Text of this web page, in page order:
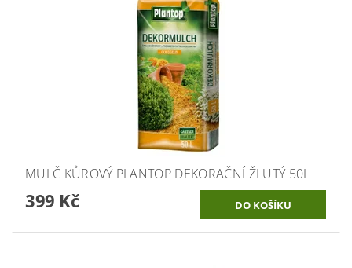
MULČ KŮROVÝ PLANTOP DEKORAČNÍ ŽLUTÝ 50L
399 Kč